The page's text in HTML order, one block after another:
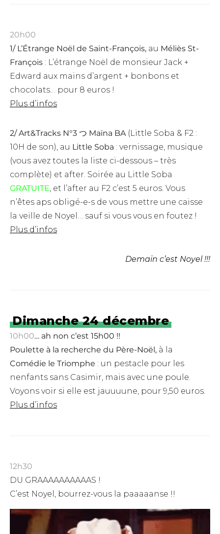
20h00
1/ L’Étrange Noël de Saint-François, au Méliès St-
François : L’étrange Noël de monsieur Jack +
Edward aux mains d’argent + bonbons et
chocolats… pour 8 euros !
Plus d’infos
2/Art&Tracks N°3 つ Maïna BA (Little Soba & F2 :
10H de son), au Little Soba : vernissage, musique
(vous avez toutes la liste ci-dessous – très
complète) et after. Soirée au Little Soba
GRATUITE , et l’after au F2 c’est 5 euros. Vous
n’êtes aps obligé-e-s de vous mettre une caisse
la veille de Noyel… sauf si vous vous en foutez !
Plus d’infos
Demain c’est Noyel !!!
Dimanche 24 décembre
10h00… ah non c’est 15h00 !!
Poulette à la recherche du Père-Noël, à la
Comédie le Triomphe : un pestacle pour les
nenfants sans Casimir, mais avec une poule.
Voyons voir si elle est jauuuune, pour 9,50 euros.
Plus d’infos
12h30
DU GRAAAAAAAAAAS !
C’est Noyel, bourrez-vous la paaaaanse !!
Lecteur
vidéo